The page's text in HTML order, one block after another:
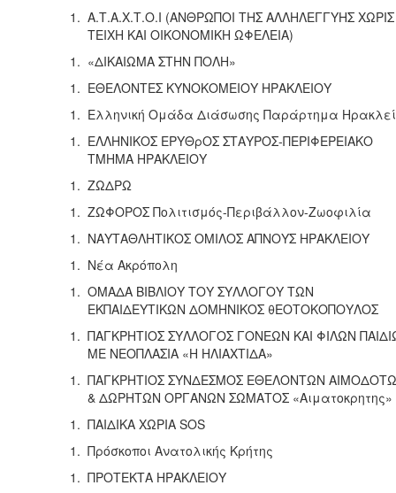
Α.Τ.Α.Χ.Τ.Ο.Ι (ΑΝΘΡΩΠΟΙ ΤΗΣ ΑΛΛΗΛΕΓΓΥΗΣ ΧΩΡΙΣ
ΤΕΙΧΗ ΚΑΙ ΟΙΚΟΝΟΜΙΚΗ ΩΦΕΛΕΙΑ)
«ΔΙΚΑΙΩΜΑ ΣΤΗΝ ΠΟΛΗ»
ΕΘΕΛΟΝΤΕΣ ΚΥΝΟΚΟΜΕΙΟΥ ΗΡΑΚΛΕΙΟΥ
Ελληνική Ομάδα Διάσωσης Παράρτημα
ΕΛΛΗΝΙΚΟΣ ΕΡΥΘρΟΣ ΣΤΑΥΡΟΣ-ΠΕΡΙΦΕΡΕΙΑΚΟ
ΤΜΗΜΑ ΗΡΑΚΛΕΙΟΥ
ΖΩΔΡΩ
ΖΩΦΟΡΟΣ Πολιτισμός-Περιβάλλον-Ζωοφιλία
ΝΑΥΤΑΘΛΗΤΙΚΟΣ ΟΜΙΛΟΣ ΑΠΝΟΥΣ ΗΡΑΚΛΕΙΟΥ
Νέα Ακρόπολη
ΟΜΑΔΑ ΒΙΒΛΙΟΥ ΤΟΥ ΣΥΛΛΟΓΟΥ ΤΩΝ
ΕΚΠΑΙΔΕΥΤΙΚΩΝ ΔΟΜΗΝΙΚΟΣ θΕΟΤΟΚΟΠΟΥΛΟΣ
ΠΑΓΚΡΗΤΙΟΣ ΣΥΛΛΟΓΟΣ ΓΟΝΕΩΝ ΚΑΙ ΦΙΛΩΝ
ΜΕ ΝΕΟΠΛΑΣΙΑ «Η ΗΛΙΑΧΤΙΔΑ»
ΠΑΓΚΡΗΤΙΟΣ ΣΥΝΔΕΣΜΟΣ ΕΘΕΛΟΝΤΩΝ
& ΔΩΡΗΤΩΝ ΟΡΓΑΝΩΝ ΣΩΜΑΤΟΣ «Αιματοκρητης»
ΠΑΙΔΙΚΑ ΧΩΡΙΑ SOS
Πρόσκοποι Ανατολικής Κρήτης
ΠΡΟΤΕΚΤΑ ΗΡΑΚΛΕΙΟΥ